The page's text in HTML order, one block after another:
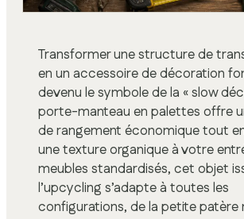
Transformer une structure de
en un accessoire de décoration
devenu le symbole de la « slow
porte-manteau en palettes offre
de rangement économique tout
une texture organique à votre
meubles standardisés, cet objet
l’upcycling s’adapte à toutes les
configurations, de la petite patère